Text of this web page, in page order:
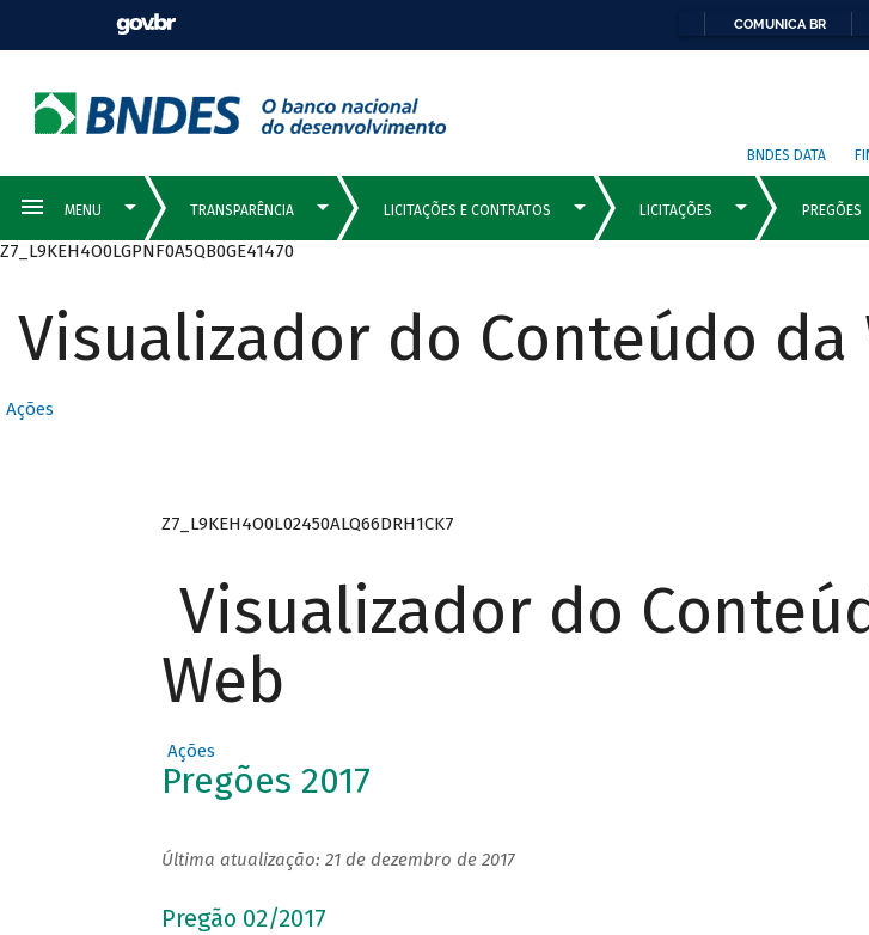
COMUNICA BR
BNDES DATA
Z7_L9KEH4O0LGPNF0A5QB0GE41470
Visualizador do Conteúdo da
Ações
Z7_L9KEH4O0L02450ALQ66DRH1CK7
Visualizador do
Web
Ações
Pregões 2017
Última atualização: 21 de dezembro de 2017
Pregão 02/2017